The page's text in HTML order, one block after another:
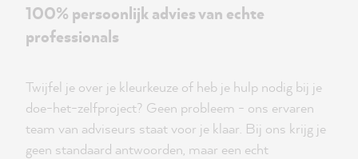
100% persoonlijk advies van echte
professionals
Twijfel je over je kleurkeuze of heb je hulp nodig bij je
doe-het-zelfproject? Geen probleem - ons ervaren
team van adviseurs staat voor je klaar. Bij ons krijg je
geen standaard antwoorden, maar een echt